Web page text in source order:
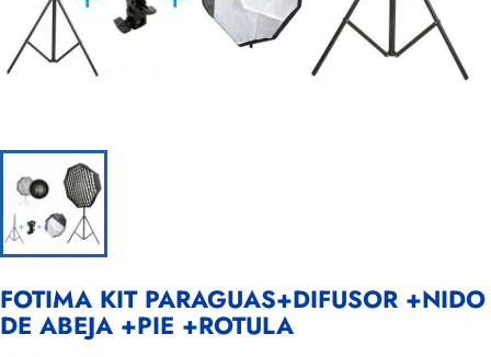
FOTIMA KIT PARAGUAS+DIFUSOR +NIDO
DE ABEJA +PIE +ROTULA